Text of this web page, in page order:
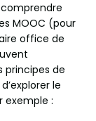
MOOC (pour
office de
principes de
le
exemple :